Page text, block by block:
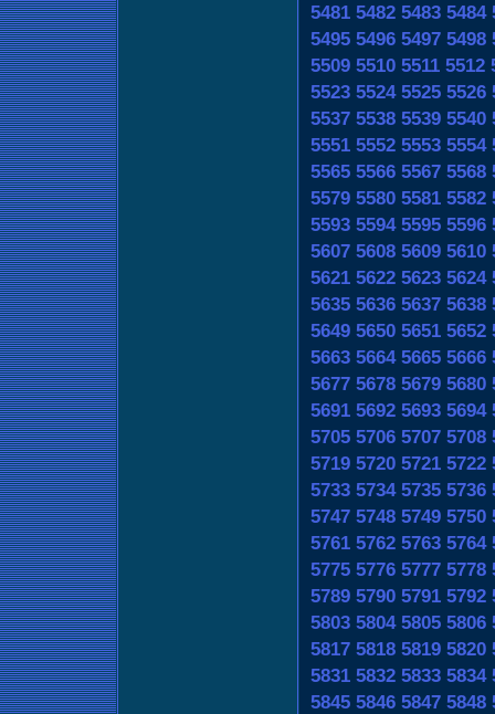
5481 5482 5483 5484
5495 5496 5497 5498
5509 5510 5511 5512
5523 5524 5525 5526
5537 5538 5539 5540
5551 5552 5553 5554
5565 5566 5567 5568
5579 5580 5581 5582
5593 5594 5595 5596
5607 5608 5609 5610
5621 5622 5623 5624
5635 5636 5637 5638
5649 5650 5651 5652
5663 5664 5665 5666
5677 5678 5679 5680
5691 5692 5693 5694
5705 5706 5707 5708
5719 5720 5721 5722
5733 5734 5735 5736
5747 5748 5749 5750
5761 5762 5763 5764
5775 5776 5777 5778
5789 5790 5791 5792
5803 5804 5805 5806
5817 5818 5819 5820
5831 5832 5833 5834
5845 5846 5847 5848